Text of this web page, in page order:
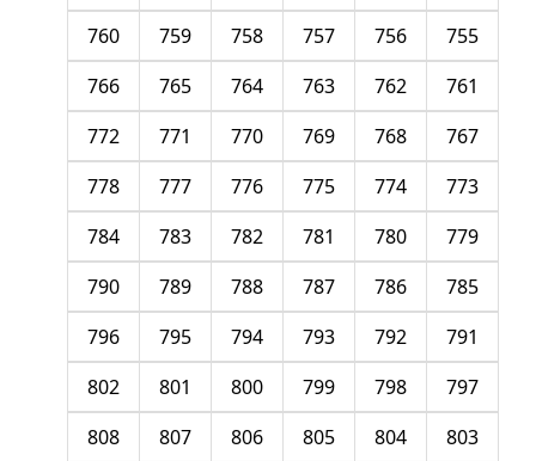
755
756
757
758
759
760
761
762
763
764
765
766
767
768
769
770
771
772
773
774
775
776
777
778
779
780
781
782
783
784
785
786
787
788
789
790
791
792
793
794
795
796
797
798
799
800
801
802
803
804
805
806
807
808